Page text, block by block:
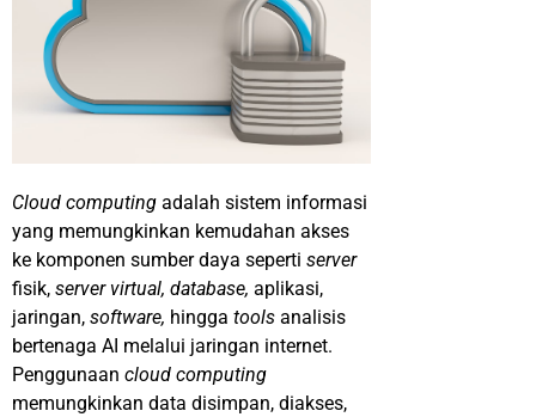
Cloud computing adalah sistem informasi
yang memungkinkan kemudahan akses
ke komponen sumber daya seperti server
fisik, server virtual, database, aplikasi,
jaringan, software, hingga tools analisis
bertenaga AI melalui jaringan internet.
Penggunaan cloud computing
memungkinkan data disimpan, diakses,